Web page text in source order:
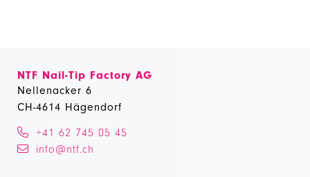
NTF Nail-Tip Factory AG
Nellenacker 6
CH-4614 Hägendorf
+41 62 745 05 45
info@ntf.ch